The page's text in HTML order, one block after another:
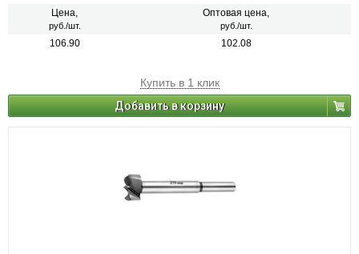
Цена,
руб./шт.
Оптовая цена,
руб./шт.
106.90 102.08
Купить в 1 клик
Добавить в корзину